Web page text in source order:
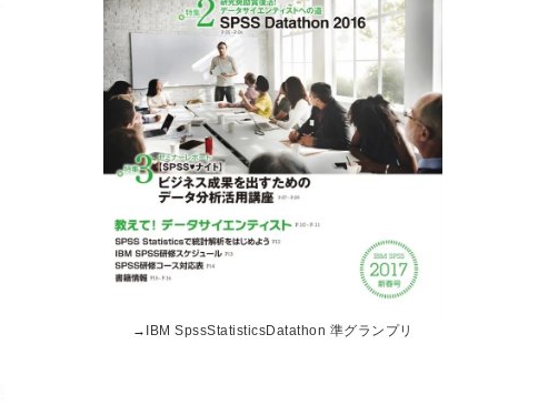
→ IBM SpssStatisticsDatathon 準グランプリ